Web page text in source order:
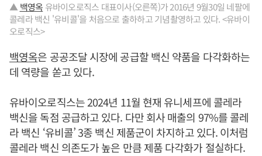
▲백영옥 유바이오로직스 대표이사(오른쪽)가 2016년 9월30일 네팔에
콜레라 백신 '유비콜'을 처음으로 출하하고 기념촬영하고 있다. <유바이
오로직스>
백영옥은 공공조달 시장에 공급할 백신 약품을 다각화하는
데 역량을 쏟고 있다.
유바이오로직스는 2024년 11월 현재 유니세프에 콜레라
백신을 독점 공급하고 있다. 다만 회사 매출의 97%를 콜레
라 백신 ‘유비콜’ 3종 백신 제품군이 차지하고 있다. 이처럼
콜레라 백신 의존도가 높은 만큼 제품 다각화가 절실하다.